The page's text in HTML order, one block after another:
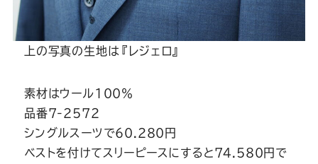
上の写真の生地は『レジェロ』
素材はウール100％
品番7-2572
シングルスーツで60.280円
ベストを付けてスリーピースにすると74.580円で